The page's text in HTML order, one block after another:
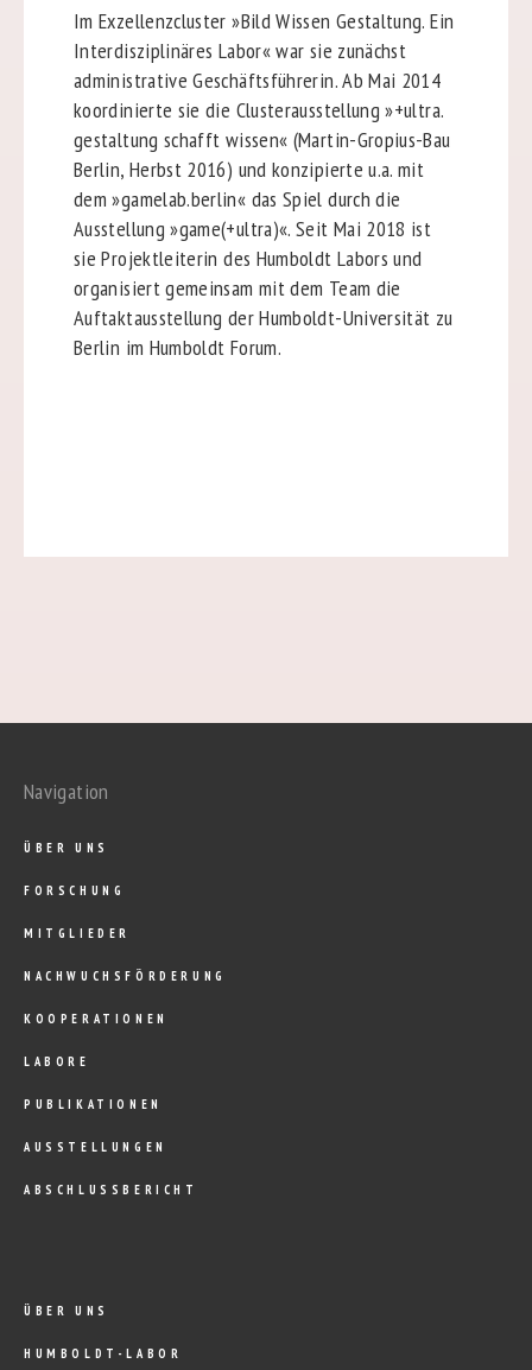
Im Exzellenzcluster »Bild Wissen Gestaltung. Ein
Interdisziplinäres Labor« war sie zunächst
administrative Geschäftsführerin. Ab Mai 2014
koordinierte sie die Clusterausstellung »+ultra.
gestaltung schafft wissen« (Martin-Gropius-Bau
Berlin, Herbst 2016) und konzipierte u.a. mit
dem »gamelab.berlin« das Spiel durch die
Ausstellung »game(+ultra)«. Seit Mai 2018 ist
sie Projektleiterin des Humboldt Labors und
organisiert gemeinsam mit dem Team die
Auftaktausstellung der Humboldt-Universität zu
Berlin im Humboldt Forum.
Navigation
ÜBER UNS
FORSCHUNG
MITGLIEDER
NACHWUCHSFÖRDERUNG
KOOPERATIONEN
LABORE
PUBLIKATIONEN
AUSSTELLUNGEN
ABSCHLUSSBERICHT
ÜBER UNS
HUMBOLDT-LABOR